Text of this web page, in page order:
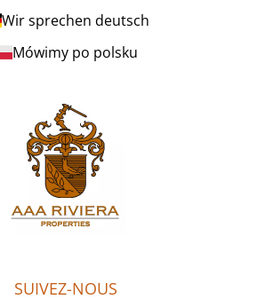
Wir sprechen deutsch
Mówimy po polsku
SUIVEZ-NOUS